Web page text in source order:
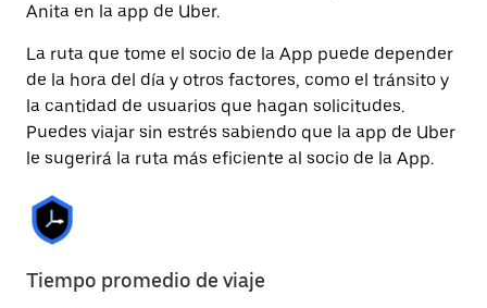
Anita en la app de Uber.
La ruta que tome el socio de la App puede depender
de la hora del día y otros factores, como el tránsito y
la cantidad de usuarios que hagan solicitudes.
Puedes viajar sin estrés sabiendo que la app de Uber
le sugerirá la ruta más eficiente al socio de la App.
Tiempo promedio de viaje